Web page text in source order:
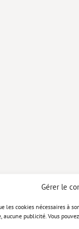
Gérer le
les cookies nécessaires à
aucune publicité. Vous